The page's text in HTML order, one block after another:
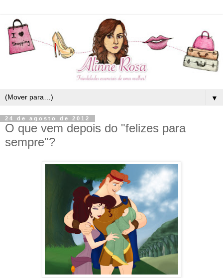
▼
24 de agosto de 2012
O que vem depois do "felizes para
sempre"?